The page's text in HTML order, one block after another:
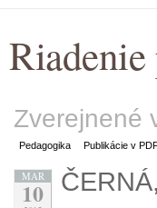
Zverejnené
Pedagogika Publikácie v
MAR
10